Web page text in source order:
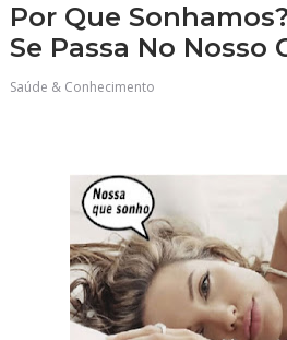
Por Que
Se Passa No Nosso
Saúde & Conhecimento